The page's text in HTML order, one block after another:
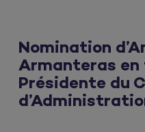
Nomination
Armanteras en
Présidente du